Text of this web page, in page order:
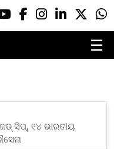
☰
ସିପ୍, ୧୪ ଭାରତୀୟ